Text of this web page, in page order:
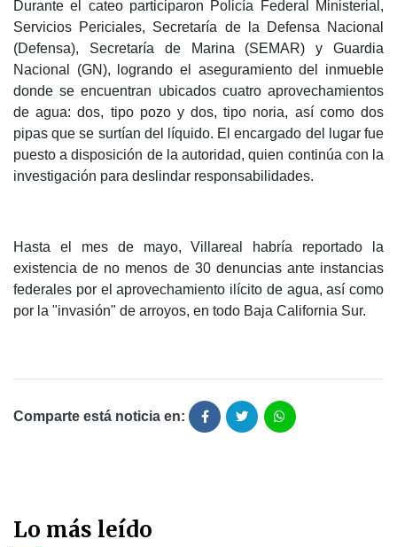
Durante el cateo participaron Policía Federal Ministerial,
Servicios Periciales, Secretaría de la Defensa Nacional
(Defensa), Secretaría de Marina (SEMAR) y Guardia
Nacional (GN), logrando el aseguramiento del inmueble
donde se encuentran ubicados cuatro aprovechamientos
de agua: dos, tipo pozo y dos, tipo noria, así como dos
pipas que se surtían del líquido. El encargado del lugar fue
puesto a disposición de la autoridad, quien continúa con la
investigación para deslindar responsabilidades.
Hasta el mes de mayo, Villareal habría reportado la
existencia de no menos de 30 denuncias ante instancias
federales por el aprovechamiento ilícito de agua, así como
por la "invasión" de arroyos, en todo Baja California Sur.
Comparte está noticia en:
Lo más leído